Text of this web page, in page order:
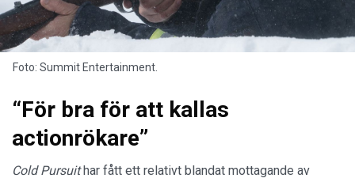
Foto: Summit Entertainment.
“För bra för att kallas
actionrökare”
Cold Pursuithar fått ett relativt blandat mottagande av